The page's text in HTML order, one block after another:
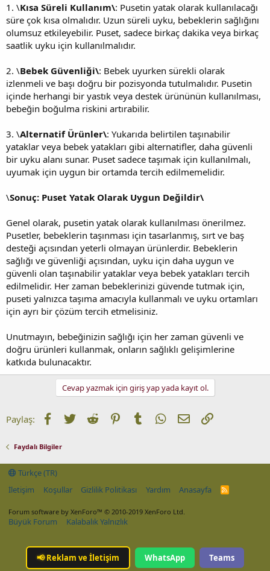
1. \Kısa Süreli Kullanım\: Pusetin yatak olarak kullanılacağı
süre çok kısa olmalıdır. Uzun süreli uyku, bebeklerin sağlığını
olumsuz etkileyebilir. Puset, sadece birkaç dakika veya birkaç
saatlik uyku için kullanılmalıdır.
2. \Bebek Güvenliği\: Bebek uyurken sürekli olarak
izlenmeli ve başı doğru bir pozisyonda tutulmalıdır. Pusetin
içinde herhangi bir yastık veya destek ürününün kullanılması,
bebeğin boğulma riskini artırabilir.
3. \Alternatif Ürünler\: Yukarıda belirtilen taşınabilir
yataklar veya bebek yatakları gibi alternatifler, daha güvenli
bir uyku alanı sunar. Puset sadece taşımak için kullanılmalı,
uyumak için uygun bir ortamda tercih edilmemelidir.
\Sonuç: Puset Yatak Olarak Uygun Değildir\
Genel olarak, pusetin yatak olarak kullanılması önerilmez.
Pusetler, bebeklerin taşınması için tasarlanmış, sırt ve baş
desteği açısından yeterli olmayan ürünlerdir. Bebeklerin
sağlığı ve güvenliği açısından, uyku için daha uygun ve
güvenli olan taşınabilir yataklar veya bebek yatakları tercih
edilmelidir. Her zaman bebeklerinizi güvende tutmak için,
puseti yalnızca taşıma amacıyla kullanmalı ve uyku ortamları
için ayrı bir çözüm tercih etmelisiniz.
Unutmayın, bebeğinizin sağlığı için her zaman güvenli ve
doğru ürünleri kullanmak, onların sağlıklı gelişimlerine
katkıda bulunacaktır.
Cevap yazmak için giriş yap yada kayıt ol.
Paylaş: Facebook
TwitterReddit PinterestTumblrWhatsApp
E-postaLink
Faydalı Bilgiler
Türkçe (TR)
İletişim
Koşullar Gizlilik Politikası Yardım Anasayfa
R
Forum software by XenForo™ © 2010-2019 XenForo Ltd.
Büyük Forum Kalabalık Yalnızlık
📢Reklam ve İletişim WhatsApp Teams